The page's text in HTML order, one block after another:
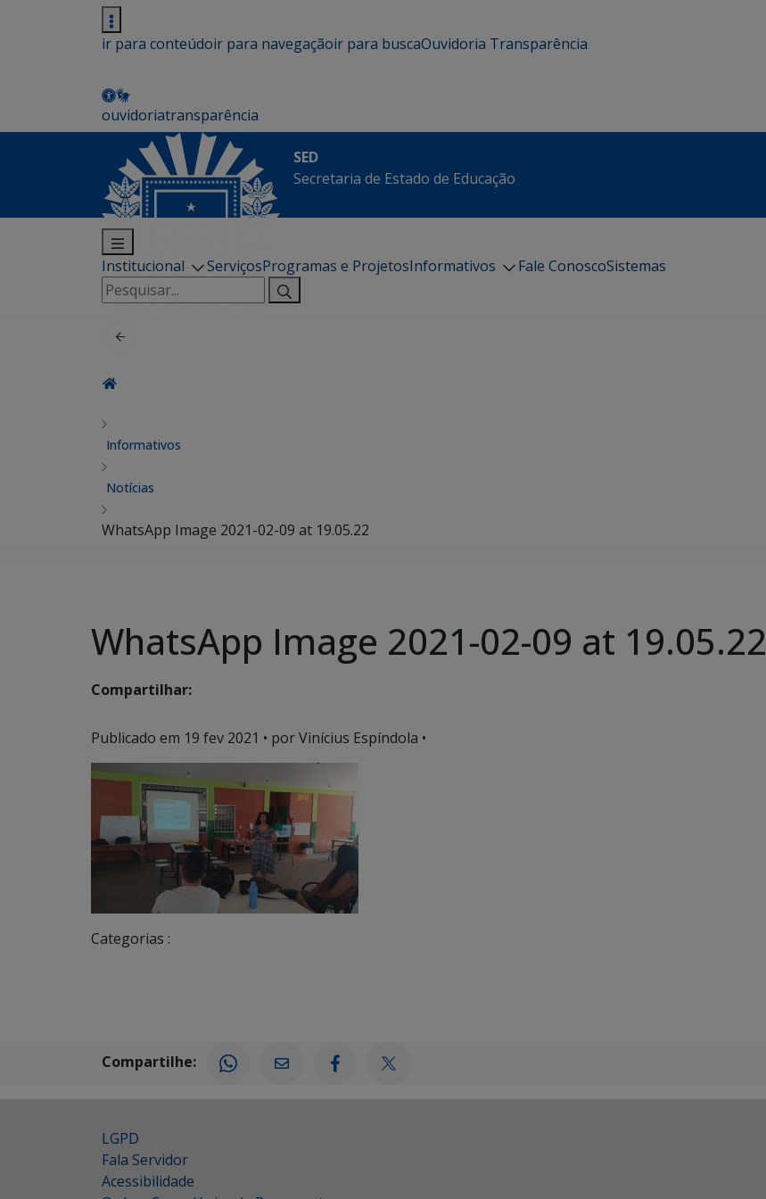
ir para conteúdoir para navegaçãoir para buscaOuvidoria Transparência
ouvidoriatransparência
SED
Secretaria de Estado de Educação
Institucional ServiçosProgramas e ProjetosInformativos Fale ConoscoSistemas
Pesquisar
por:
Informativos
Notícias
WhatsApp Image 2021-02-09 at 19.05.22
WhatsApp Image 2021-02-09 at 19.05.22
Compartilhar:
Publicado em 19 fev 2021 • por Vinícius Espíndola •
Categorias :
Compartilhe:
LGPD
Fala Servidor
Acessibilidade